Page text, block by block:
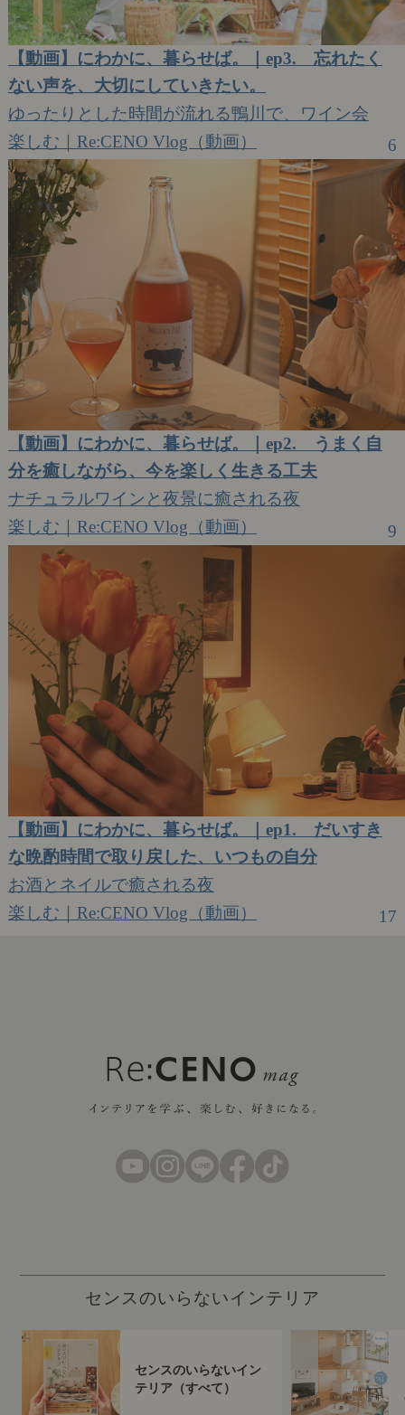
【動画】にわかに、暮らせば。｜ep3. 忘れたく
ない声を、大切にしていきたい。
ゆったりとした時間が流れる鴨川で、ワイン会
楽しむ｜Re:CENO Vlog（動画）
6
【動画】にわかに、暮らせば。｜ep2. うまく自
分を癒しながら、今を楽しく生きる工夫
ナチュラルワインと夜景に癒される夜
楽しむ｜Re:CENO Vlog（動画）
9
【動画】にわかに、暮らせば。｜ep1. だいすき
な晩酌時間で取り戻した、いつもの自分
お酒とネイルで癒される夜
楽しむ｜Re:CENO Vlog（動画）
17
センスのいらないインテリア
センスのいらないイン
テリア（すべて）